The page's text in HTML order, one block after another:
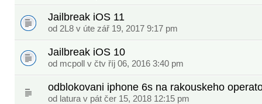
Jailbreak iOS 11
od 2L8 v úte zář 19, 2017 9:17 pm
Jailbreak iOS 10
od mcpoll v čtv říj 06, 2016 3:40 pm
odblokovani iphone 6s na rakouskeho
od latura v pát čer 15, 2018 12:15 pm